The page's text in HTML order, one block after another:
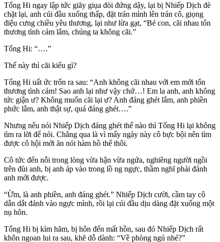
Tống Hi ngay lập tức giãy giụa đòi đứng dậy, lại bị Nhiếp Dịch đè
chặt lại, anh cúi đầu xuống thấp, đặt trán mình lên trán cô, giọng
điệu cưng chiều yêu thương, lại như lừa gạt, “Bé con, cãi nhau tổn
thương tình cảm lắm, chúng ta không cãi.”
Tống Hi: “….”
Thế này thì cãi kiểu gì?
Tống Hi uất ức trốn ra sau: “Anh không cãi nhau với em mới tổn
thương tình cảm! Sao anh lại như vậy chứ…! Em la anh, anh không
tức giận ư? Không muốn cãi lại ư? Anh đáng ghét lắm, anh phiền
phức lắm, anh thật sự, quá đáng ghét….”
Nhưng nếu nói Nhiếp Dịch đáng ghét thế nào thì Tống Hi lại không
tìm ra lời để nói. Chẳng qua là vì mấy ngày này cô bực bội nên tìm
được cô hội mới ăn nói hàm hồ thế thôi.
Cô tức đến nỗi trong lòng vừa hận vừa ngứa, nghiêng người ngồi
trên đùi anh, bị anh áp vào trong lồ ng ngực, thầm nghĩ phải đánh
anh mới được.
“Ừm, là anh phiền, anh đáng ghét.” Nhiếp Dịch cười, cầm tay cô
dẫn dắt đánh vào ngực mình, rồi lại cúi đầu dịu dàng đặt xuống một
nụ hôn.
Tống Hi bị kìm hãm, bị hôn đến mất hồn, sau đó Nhiếp Dịch rất
khôn ngoan lui ra sau, khẽ dỗ dành: “Về phòng ngủ nhé?”